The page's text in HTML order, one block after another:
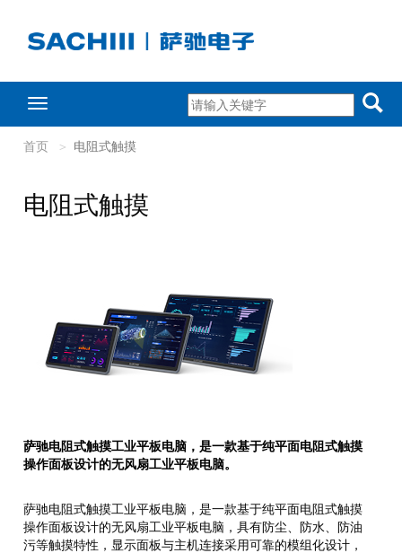
Toggle
首页
电阻式触摸
电阻式触摸
萨驰电阻式触摸工业平板电脑，是一款基于纯平面电阻式触摸
操作面板设计的无风扇工业平板电脑。
萨驰电阻式触摸工业平板电脑，是一款基于纯平面电阻式触摸
操作面板设计的无风扇工业平板电脑，具有防尘、防水、防油
污等触摸特性，显示面板与主机连接采用可靠的模组化设计，